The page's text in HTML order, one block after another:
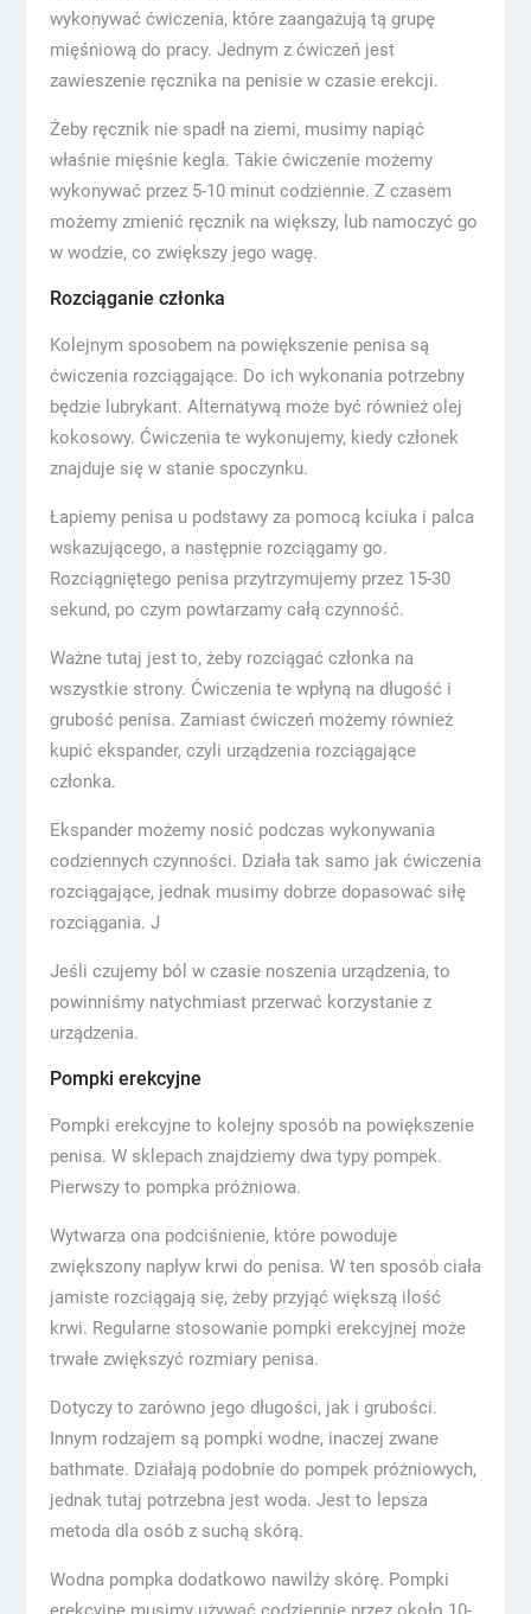
wykonywać ćwiczenia, które zaangażują tą grupę
mięśniową do pracy. Jednym z ćwiczeń jest
zawieszenie ręcznika na penisie w czasie erekcji.
Żeby ręcznik nie spadł na ziemi, musimy napiąć
właśnie mięśnie kegla. Takie ćwiczenie możemy
wykonywać przez 5-10 minut codziennie. Z czasem
możemy zmienić ręcznik na większy, lub namoczyć go
w wodzie, co zwiększy jego wagę.
Rozciąganie członka
Kolejnym sposobem na powiększenie penisa są
ćwiczenia rozciągające. Do ich wykonania potrzebny
będzie lubrykant. Alternatywą może być również olej
kokosowy. Ćwiczenia te wykonujemy, kiedy członek
znajduje się w stanie spoczynku.
Łapiemy penisa u podstawy za pomocą kciuka i palca
wskazującego, a następnie rozciągamy go.
Rozciągniętego penisa przytrzymujemy przez 15-30
sekund, po czym powtarzamy całą czynność.
Ważne tutaj jest to, żeby rozciągać członka na
wszystkie strony. Ćwiczenia te wpłyną na długość i
grubość penisa. Zamiast ćwiczeń możemy również
kupić ekspander, czyli urządzenia rozciągające
członka.
Ekspander możemy nosić podczas wykonywania
codziennych czynności. Działa tak samo jak ćwiczenia
rozciągające, jednak musimy dobrze dopasować siłę
rozciągania. J
Jeśli czujemy ból w czasie noszenia urządzenia, to
powinniśmy natychmiast przerwać korzystanie z
urządzenia.
Pompki erekcyjne
Pompki erekcyjne to kolejny sposób na powiększenie
penisa. W sklepach znajdziemy dwa typy pompek.
Pierwszy to pompka próżniowa.
Wytwarza ona podciśnienie, które powoduje
zwiększony napływ krwi do penisa. W ten sposób ciała
jamiste rozciągają się, żeby przyjąć większą ilość
krwi. Regularne stosowanie pompki erekcyjnej może
trwałe zwiększyć rozmiary penisa.
Dotyczy to zarówno jego długości, jak i grubości.
Innym rodzajem są pompki wodne, inaczej zwane
bathmate. Działają podobnie do pompek próżniowych,
jednak tutaj potrzebna jest woda. Jest to lepsza
metoda dla osób z suchą skórą.
Wodna pompka dodatkowo nawilży skórę. Pompki